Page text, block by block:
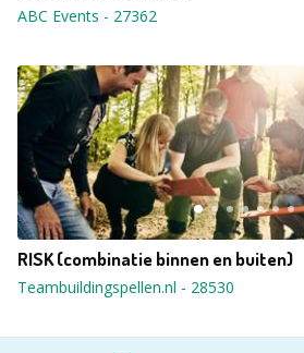
ABC Events - 27362
RISK (combinatie binnen en buiten)
Teambuildingspellen.nl - 28530